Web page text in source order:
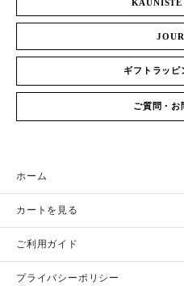
ギフトラッピ
ご質問・お
ホーム
カートを見る
ご利用ガイド
プライバシーポリシー